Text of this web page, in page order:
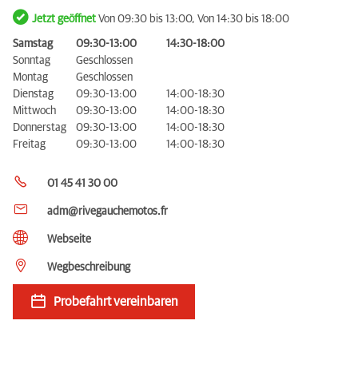
Jetzt geöffnet Von 09:30 bis 13:00, Von 14:30 bis 18:00
Samstag 09:30-13:00
14:30-18:00
Sonntag
Geschlossen
Montag
Geschlossen
Dienstag
09:30-13:00
14:00-18:30
Mittwoch
09:30-13:00
14:00-18:30
Donnerstag
09:30-13:00
14:00-18:30
Freitag
09:30-13:00 14:00-18:30
01 45 41 30 00
adm@rivegauchemotos.fr
Webseite
Wegbeschreibung
Probefahrt vereinbaren